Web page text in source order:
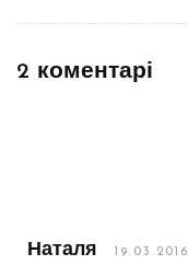
2 коментарі
Наталя 19.03.2016